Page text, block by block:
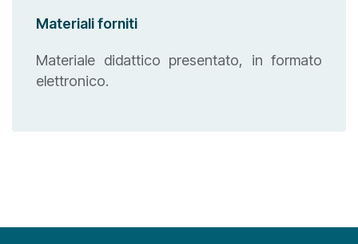
Materiali forniti
Materiale didattico presentato, in formato
elettronico.